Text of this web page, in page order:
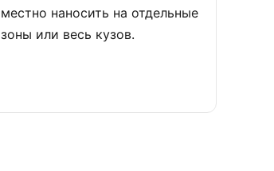
местно наносить на отдельные
зоны или весь кузов.